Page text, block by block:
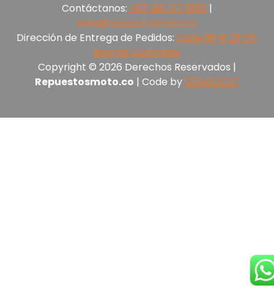
Contáctanos: +57 301 177 5165‬ |
web@repuestosmoto.co
Dirección de Entrega de Pedidos: Calle 66 # 25-15,
Bogotá, Colombia.
Copyright © 2026 Derechos Reservados |
Repuestosmoto.co | Code bySERVICIO.IT